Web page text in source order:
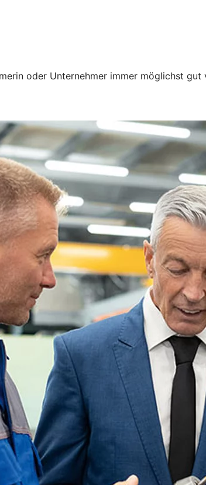
oder Unternehmer immer möglichst